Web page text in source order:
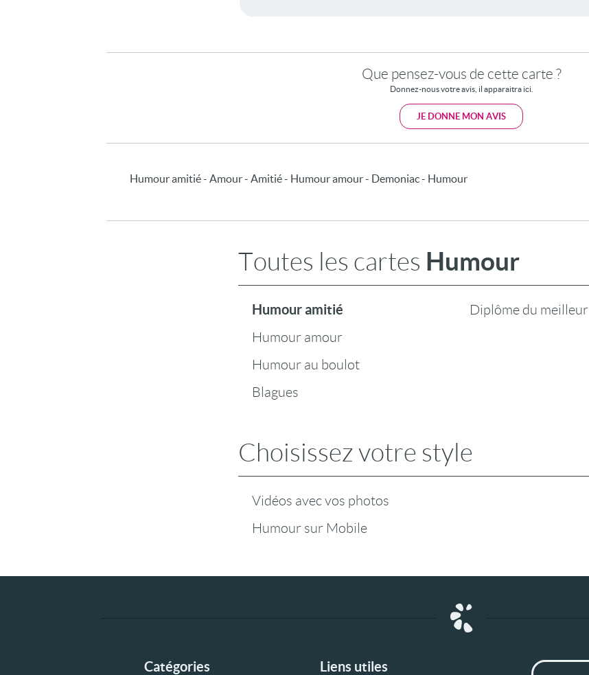
Que pensez-vous de cette carte ?
Donnez-nous votre avis, il apparaitra ici.
JE DONNE MON AVIS
Humour amitié - Amour - Amitié - Humour amour - Demoniac - Humour
Toutes les cartes Humour
Humour amitié
Humour amour
Humour au boulot
Blagues
Diplôme du meilleur
Choisissez votre style
Vidéos avec vos photos
Humour sur Mobile
Catégories Liens utiles